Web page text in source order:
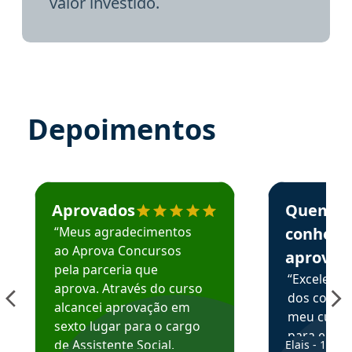
Depoimentos
Estudante José recomenda o Aprova Concursos em
Aprovados
“Meus agradecimentos
ao Aprova Concursos
pela parceria que
aprova. Através do curso
alcancei aprovação em
sexto lugar para o cargo
de Assistente Social.
Estudante
Quem
aprova
dos
meu
para
Elais - 15/